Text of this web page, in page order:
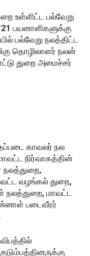
உள்ளிட்ட பல்வேறு
பயனாளிகளுக்கு
பல்வேறு நலத்திட்ட
தொழிலாளர் நலன்
துறை அமைச்சர்
காவலர் நல
நிர்வாகத்தின்
நலத்துறை,
வழங்கல் துறை,
நலத்துறை, மாவட்ட
படைவீரர்